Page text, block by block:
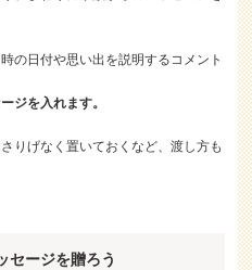
の日付や思い出を説明するコメント
ジを入れます。
りげなく置いておくなど、渡し方も
セージを贈ろう